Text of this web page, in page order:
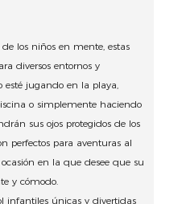
los niños en mente, estas
diversos entornos y
esté jugando en la playa,
o simplemente haciendo
sus ojos protegidos de los
perfectos para aventuras al
en la que desee que su
y cómodo.
infantiles únicas y divertidas